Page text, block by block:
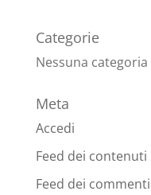
Categorie
Nessuna categoria
Meta
Accedi
Feed dei contenuti
Feed dei commenti